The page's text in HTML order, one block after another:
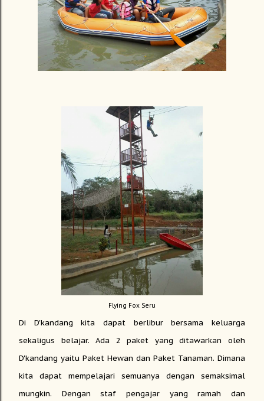
Flying Fox Seru
Di D'kandang kita dapat berlibur bersama keluarga
sekaligus belajar. Ada 2 paket yang ditawarkan oleh
D'kandang yaitu Paket Hewan dan Paket Tanaman. Dimana
kita dapat mempelajari semuanya dengan semaksimal
mungkin. Dengan staf pengajar yang ramah dan